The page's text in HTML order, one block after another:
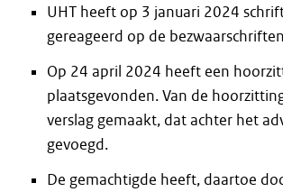
UHT heeft op 3 januari 2024
gereageerd op de
Op 24 april 2024 heeft een
plaatsgevonden. Van de
verslag gemaakt, dat achter het
gevoegd.
De gemachtigde heeft, daartoe